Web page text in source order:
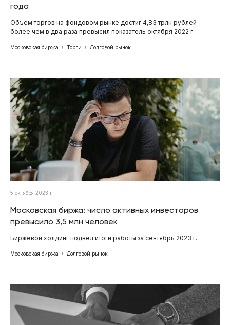
года
Объем торгов на фондовом рынке достиг 4,83 трлн рублей —
более чем в два раза превысил показатель октября 2022 г.
Московская биржа Торги Долговой рынок
5 октября 2023 г.
Московская биржа: число активных инвесторов
превысило 3,5 млн человек
Биржевой холдинг подвел итоги работы за сентябрь 2023 г.
Московская биржа Долговой рынок